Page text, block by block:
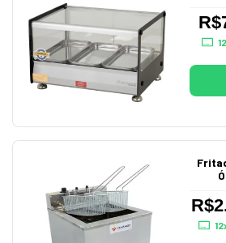
12
12